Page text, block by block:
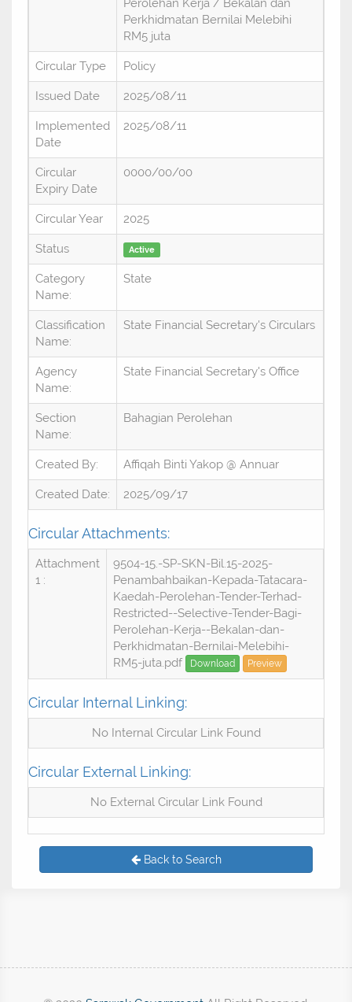
Perolehan Kerja / Bekalan dan
Perkhidmatan Bernilai Melebihi
RM5 juta
Circular Type Policy
Issued Date 2025/08/11
Implemented
Date
2025/08/11
Circular
Expiry Date
0000/00/00
Circular Year 2025
Status Active
Category
Name:
State
Classification
Name:
State Financial Secretary's Circulars
Agency
Name:
State Financial Secretary's Office
Section
Name:
Bahagian Perolehan
Created By: Affiqah Binti Yakop @ Annuar
Created Date: 2025/09/17
Circular Attachments:
Attachment
1 :
9504-15.-SP-SKN-Bil.15-2025-
Penambahbaikan-Kepada-Tatacara-
Kaedah-Perolehan-Tender-Terhad-
Restricted--Selective-Tender-Bagi-
Perolehan-Kerja--Bekalan-dan-
Perkhidmatan-Bernilai-Melebihi-
RM5-juta.pdf
Download Preview
Circular Internal Linking:
No Internal Circular Link Found
Circular External Linking:
No External Circular Link Found
Back to Search